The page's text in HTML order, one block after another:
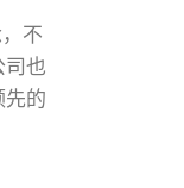
不
司也
先的